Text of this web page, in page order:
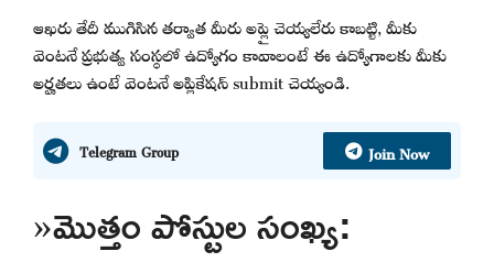
ఆఖరు తేదీ ముగిసిన తర్వాత మీరు అప్లై చెయ్యలేరు కాబట్టి, మీకు
వెంటనే ప్రభుత్వ సంస్థలో ఉద్యోగం కావాలంటే ఈ ఉద్యోగాలకు మీకు
అర్హతలు ఉంటే వెంటనే అప్లికేషన్ submit చెయ్యండి.
Telegram Group Join Now
»మొత్తం పోస్టుల సంఖ్య: